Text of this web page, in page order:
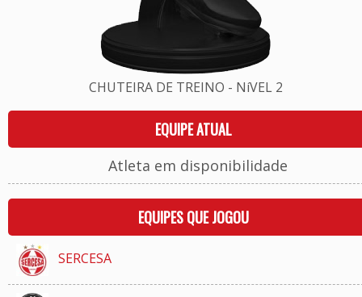
CHUTEIRA DE TREINO - NíVEL 2
EQUIPE ATUAL
Atleta em disponibilidade
EQUIPES QUE JOGOU
SERCESA